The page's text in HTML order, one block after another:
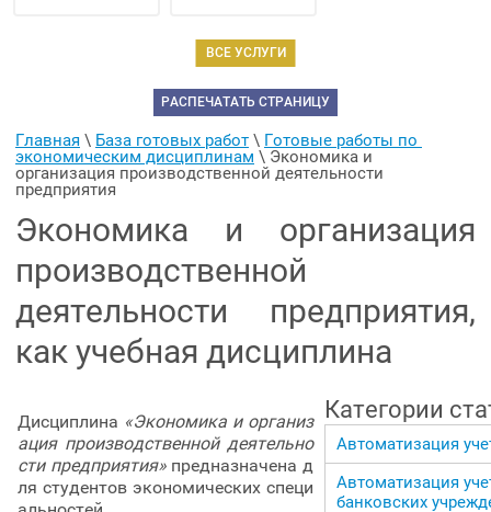
ВСЕ УСЛУГИ
РАСПЕЧАТАТЬ СТРАНИЦУ
Главная \ База готовых работ \ Готовые работы по
экономическим дисциплинам \ Экономика и
организация производственной деятельности
предприятия
Экономика и организация
производственной
деятельности предприятия,
как учебная дисциплина
Дисциплина «Экономика и организ
ация производственной деятельно
сти предприятия»предназначена д
ля студентов экономических специ
Категории
Автоматизация
Автоматизация
банковских